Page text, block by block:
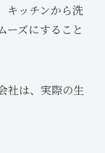
キッチンから洗
ーズにすること
社は、実際の生